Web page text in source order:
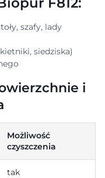
szafy, lady
siedziska)
i
Możliwość
czyszczenia
tak